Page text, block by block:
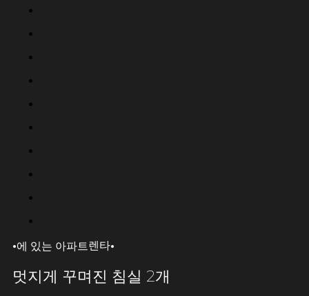
·에 있는 아파트렌타·
멋지게 꾸며진 침실 2개